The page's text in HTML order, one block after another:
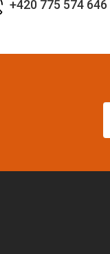
+420 775 574 646